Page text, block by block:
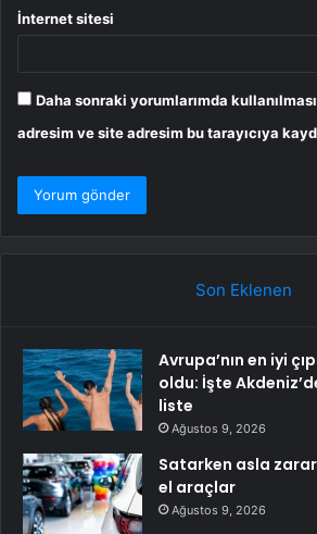
İnternet sitesi
Daha sonraki yorumlarımda
adresim ve site adresim bu tarayıcıya
Son Eklenen
Avrupa’nın en iyi
oldu: İşte
liste
Ağustos 9, 2026
Satarken asla
el araçlar
Ağustos 9, 2026